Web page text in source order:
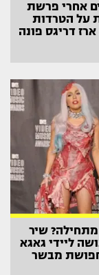
אחרי פרשת
על הטרדות
ארז דריגס פונה
שיר
ליידי גאגא
מבשר